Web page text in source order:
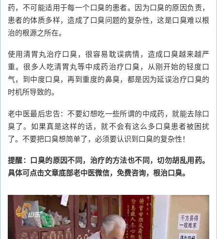
药，不可能适用于每一个口臭的患者。因为口臭的原因负责，
患者的体质多样，造成了口臭问题的复杂性，这是口臭难以根
治的根源之所在。
使用清胃丸治疗口臭，很容易耽误病情，造成口臭越来越严
重。很多人吃清胃丸等中成药治疗口臭，从刚开始的轻度口
气，到中度口臭，再到重度的鼻臭，都是因为延误治疗口臭的
时机所导致的。
老中医最后忠告：不要幻想吃一些所谓的中成药，就能去除口
臭了。如果真是这样的话，就不会有这么多口臭患者被困扰
了。不要把口臭想简单了，必须要认识到口臭的复杂性！
提醒：口臭的原因不同，治疗的方法也不同，切勿胡乱用药。
具体可点击文章底部老中医微信，免费咨询，根治口臭。